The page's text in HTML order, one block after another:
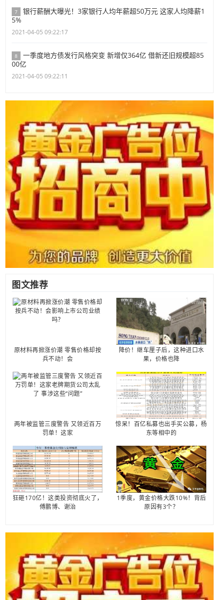
7
银行薪酬大曝光！3家银行人均年薪超50万元 这家人均降薪1
5%
2021-04-05 09:22:17
8
一季度地方债发行风格突变 新增仅364亿 借新还旧规模超85
00亿
2021-04-05 09:22:11
图文推荐
原材料再掀涨价潮 零售价格却按
兵不动！会
降价！继车厘子后，这种进口水
果，价格也降
两年被监管三度警告 又领近百万
罚单！这家
惊呆！百亿私募也出手买公募，杨
东等相中的
狂砸170亿！这类投资彻底火了，
傅鹏博、谢治
1季度，黄金价格大跌10%！背后
原因有3个？